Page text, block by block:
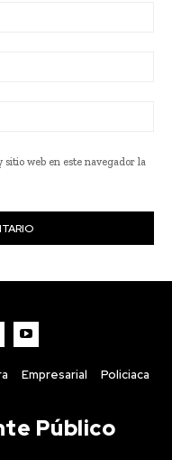
web en este navegador la
Empresarial Policiaca
Público